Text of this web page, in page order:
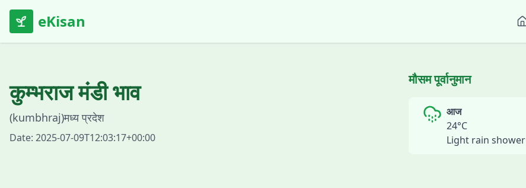
eKisan
कुम्भराजमंडी भाव
(kumbhraj)मध्य प्रदेश
Date: 2025-07-09T12:03:17+00:00
मौसम पूर्वानुमान
आज
24°C
Light rain shower